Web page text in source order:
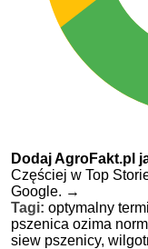
Dodaj AgroFakt.pl
Częściej w Top
Google. →
Tagi: optymalny
pszenica ozima
siew pszenicy,